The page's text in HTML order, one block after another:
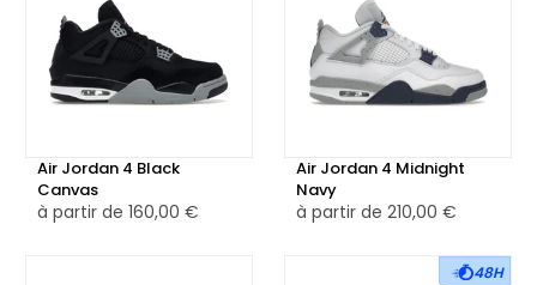
Air Jordan 4 Black
Canvas
à partir de 160,00 €
Air Jordan 4 Midnight
Navy
à partir de 210,00 €
48H